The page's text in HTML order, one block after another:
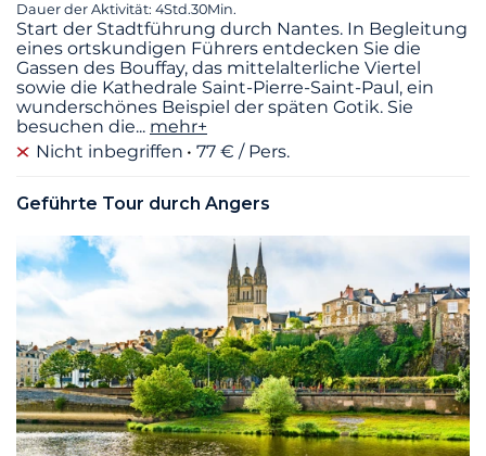
Dauer der Aktivität: 4Std.30Min.
Start der Stadtführung durch Nantes. In Begleitung
eines ortskundigen Führers entdecken Sie die
Gassen des Bouffay, das mittelalterliche Viertel
sowie die Kathedrale Saint-Pierre-Saint-Paul, ein
wunderschönes Beispiel der späten Gotik. Sie
besuchen die... mehr+
Nicht inbegriffen
77 € / Pers.
Geführte Tour durch Angers